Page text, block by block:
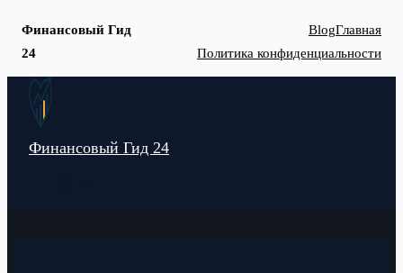
Финансовый Гид
24
BlogГлавная
Политика конфиденциальности
Перейти
Финансовый Гид 24